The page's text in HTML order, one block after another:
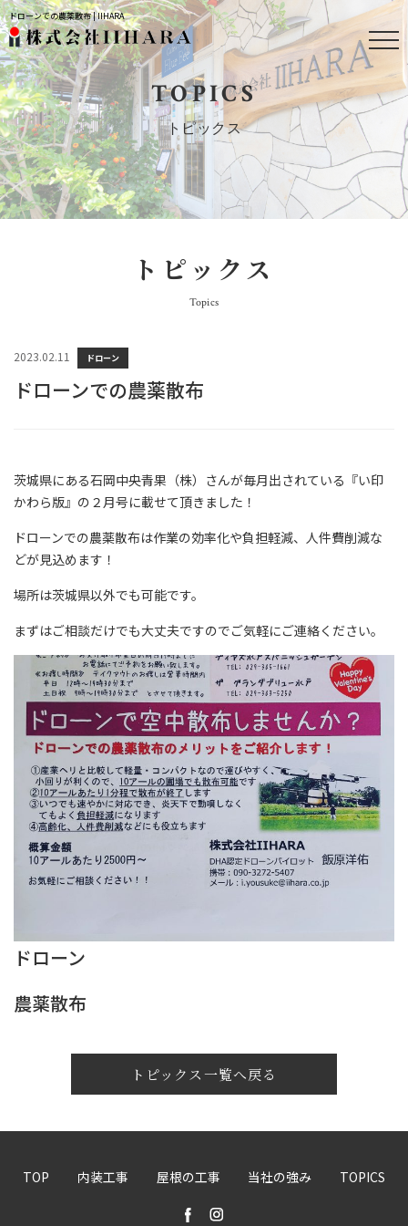
ドローンでの農薬散布 | IIHARA
TOPICS
トピックス
トピックス
Topics
2023.02.11 ドローン
ドローンでの農薬散布
茨城県にある石岡中央青果（株）さんが毎月出されている『い印
かわら版』の２月号に載せて頂きました！
ドローンでの農薬散布は作業の効率化や負担軽減、人件費削減な
どが見込めます！
場所は茨城県以外でも可能です。
まずはご相談だけでも大丈夫ですのでご気軽にご連絡ください。
ドローン
農薬散布
トピックス一覧へ戻る
TOP 内装工事 屋根の工事 当社の強み TOPICS